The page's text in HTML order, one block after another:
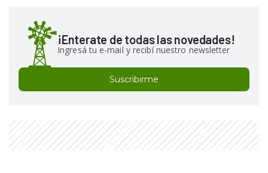
¡Enterate de todas las novedades!
Ingresá tu e-mail y recibí nuestro newsletter
Suscribirme